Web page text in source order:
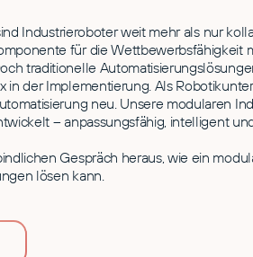
Industrieroboter weit mehr als nur
für die Wettbewerbsfähigkeit
traditionelle
in der Implementierung. Als
neu. Unsere modularen
– anpassungsfähig, intelligent
Gespräch heraus, wie ein
lösen kann.